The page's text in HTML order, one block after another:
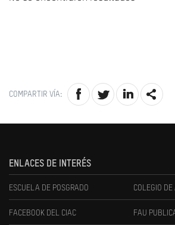
COMPARTIR VÍA:
ENLACES DE INTERÉS
ESCUELA DE POSGRADO COLEGIO
FACEBOOK DEL CIAC FAU